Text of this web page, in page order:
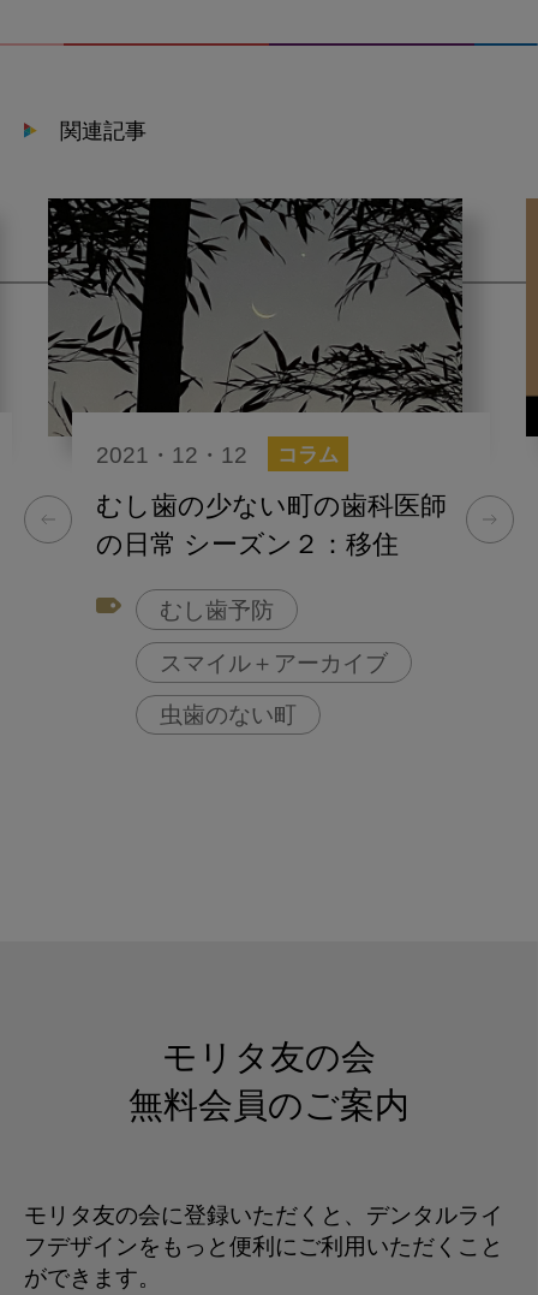
関連記事
2021・12・12 コラム
むし歯の少ない町の歯科医師
の日常 シーズン２：移住
むし歯予防
スマイル＋アーカイブ
虫歯のない町
モリタ友の会
無料会員のご案内
モリタ友の会に登録いただくと、デンタルライ
フデザインをもっと便利にご利用いただくこと
ができます。